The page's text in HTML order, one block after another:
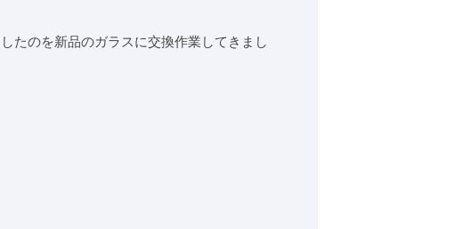
たのを新品のガラスに交換作業してきまし